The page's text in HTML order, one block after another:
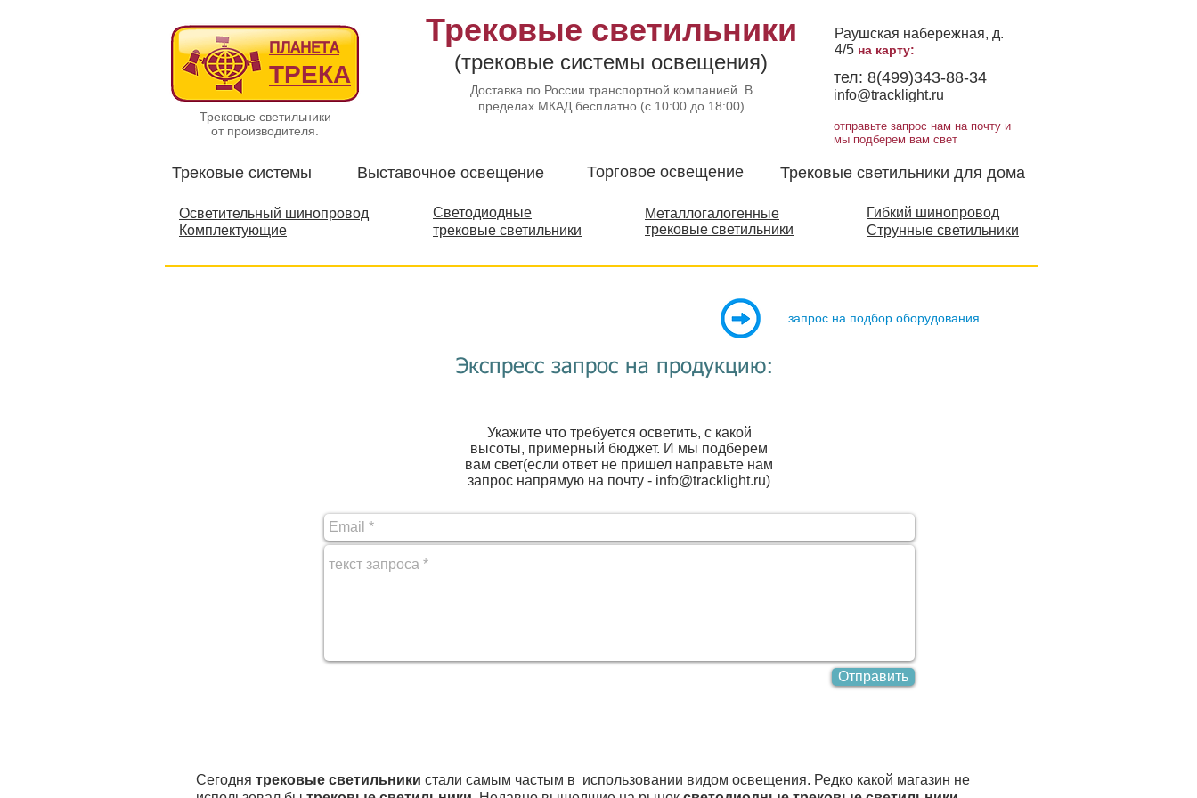
ПЛАНЕТА
ТРЕКА
Трековые светильники
от производителя.
Трековые светильники
(трековые системы освещения)
Доставка по России транспортной компанией. В
пределах МКАД бесплатно (с 10:00 до 18:00)
Раушская набережная, д.
4/5 на карту:
тел: 8(499)343-88-34
info@tracklight.ru
отправьте запрос нам на почту и
мы подберем вам свет
Трековые системы Выставочное освещение Торговое освещение​ Трековые светильники для дома
Осветительный шинопровод
Комплектующие
Светодиодные
трековые светильники
Металлогалогенные
трековые светильники
Гибкий шинопровод
Струнные светильники
запрос на подбор оборудования
Экспресс запрос на продукцию:
Укажите что требуется осветить, с какой
высоты, примерный бюджет. И мы подберем
вам свет(если ответ не пришел направьте нам
запрос напрямую на почту - info@tracklight.ru)
Отправить
Сегодня трековые светильники стали самым частым в использовании видом освещения. Редко какой магазин не